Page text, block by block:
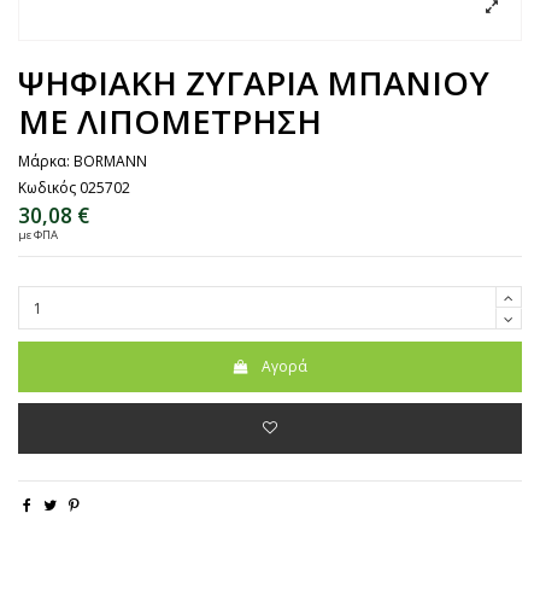
ΨΗΦΙΑΚΗ ΖΥΓΑΡΙΑ ΜΠΑΝΙΟΥ
ΜΕ ΛΙΠΟΜΕΤΡΗΣΗ
Μάρκα: BORMANN
Κωδικός 025702
30,08 €
με ΦΠΑ
Αγορά